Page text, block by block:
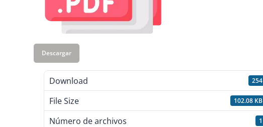
Descargar
Download 254
File Size 102.08 KB
Número de archivos 1